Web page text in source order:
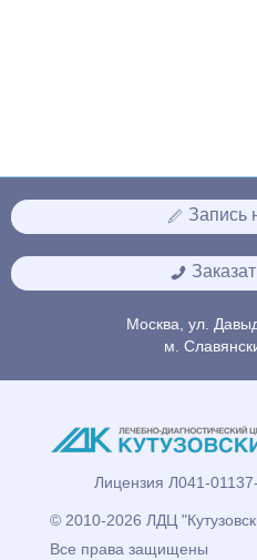
Запись
Москва, ул.
м.
Лицензия Л041-
© 2010-2026 ЛДЦ
Все права защищены